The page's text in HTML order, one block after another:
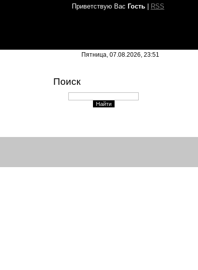
Приветствую Вас Гость| RSS
Пятница, 07.08.2026, 23:51
Поиск